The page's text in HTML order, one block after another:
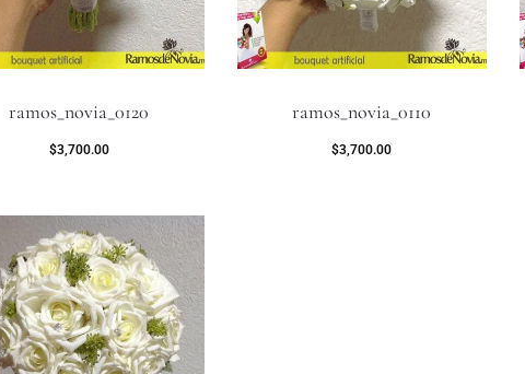
ramos_novia_0120
$3,700.00
ramos_novia_0110
$3,700.00